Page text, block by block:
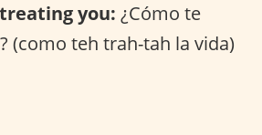
you: ¿Cómo te
(como teh trah-tah la vida)